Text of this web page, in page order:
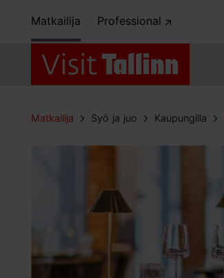
Matkailija Professional
Matkailija Syö ja juo Kaupungilla